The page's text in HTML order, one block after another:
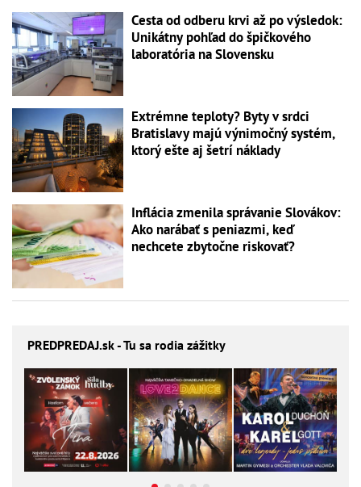
Cesta od odberu krvi až po výsledok:
Unikátny pohľad do špičkového
laboratória na Slovensku
Extrémne teploty? Byty v srdci
Bratislavy majú výnimočný systém,
ktorý ešte aj šetrí náklady
Inflácia zmenila správanie Slovákov:
Ako narábať s peniazmi, keď
nechcete zbytočne riskovať?
PREDPREDAJ.sk - Tu sa rodia zážitky